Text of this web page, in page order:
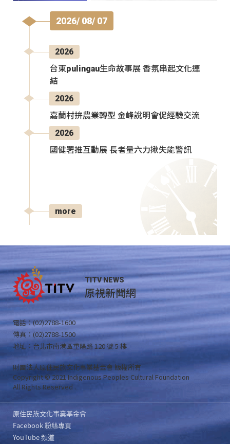
2026/ 08/ 07
2026
台東pulingau生命故事展 香氛串起文化連
結
2026
嘉蘭村拚農業轉型 金峰說明會促經驗交流
2026
國健署推互動展 長者量六力揪失能警訊
more
TITV NEWS
原視新聞網
電話：(02)2788-1600
傳真：(02)2788-1500
地址：台北市南港區重陽路 120 號 5 樓
財團法人原住民族文化事業基金會 版權所有
Copyright © 2021 Indigenous Peoples Cultural Foundation
All Rights Reserved .
原住民族文化事業基金會
Facebook 粉絲專頁
YouTube 頻道